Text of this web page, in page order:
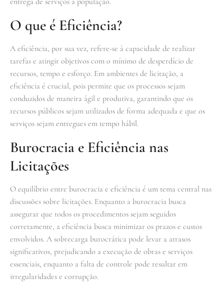
O que é Eficiência?
A eficiência, por sua vez, refere-se à capacidade de realizar
tarefas e atingir objetivos com o mínimo de desperdício de
recursos, tempo e esforço. Em ambientes de licitação, a
eficiência é crucial, pois permite que os processos sejam
conduzidos de maneira ágil e produtiva, garantindo que os
recursos públicos sejam utilizados de forma adequada e que os
serviços sejam entregues em tempo hábil.
Burocracia e Eficiência nas
Licitações
O equilíbrio entre burocracia e eficiência é um tema central nas
discussões sobre licitações. Enquanto a burocracia busca
assegurar que todos os procedimentos sejam seguidos
corretamente, a eficiência busca minimizar os prazos e custos
envolvidos. A sobrecarga burocrática pode levar a atrasos
significativos, prejudicando a execução de obras e serviços
essenciais, enquanto a falta de controle pode resultar em
irregularidades e corrupção.